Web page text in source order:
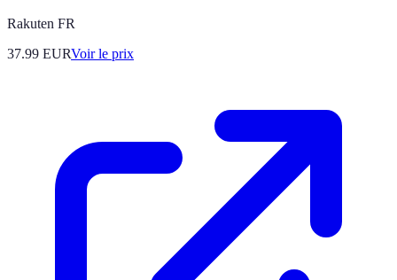
Rakuten FR
37.99 EURVoir le prix